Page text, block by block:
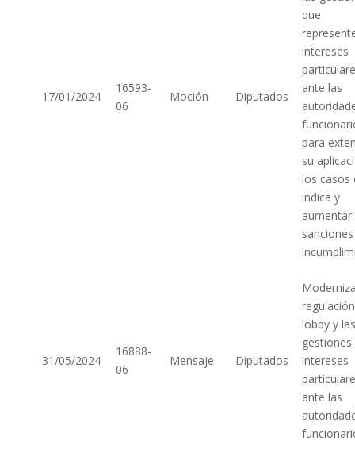
17/01/2024
16593-
06
Moción Diputados
que
intereses
ante las
para
su
los casos
indica y
aumentar
31/05/2024
16888-
06
Mensaje Diputados
lobby y las
gestiones
intereses
ante las